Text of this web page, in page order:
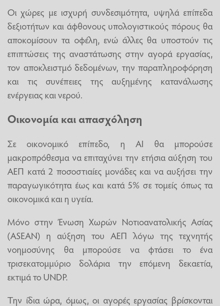
Οι χώρες με ισχυρή συνδεσιμότητα, υψηλά επίπεδα
δεξιοτήτων και άφθονους υπολογιστικούς πόρους θα
αποκομίσουν τα οφέλη, ενώ άλλες θα υποστούν τις
επιπτώσεις της αναστάτωσης στην αγορά εργασίας,
τον αποκλειστμό δεδομένων, την παραπληροφόρηση
και τις συνέπειες της αυξημένης κατανάλωσης
ενέργειας και νερού.
Οικονομία και απασχόληση
Σε οικονομικό επίπεδο, η ΑΙ θα μπορούσε
μακροπρόθεσμα να επιταχύνει την ετήσια αύξηση του
ΑΕΠ κατά 2 ποσοστιαίες μονάδες και να αυξήσει την
παραγωγικότητα έως και κατά 5% σε τομείς όπως τα
οικονομικά και η υγεία.
Μόνο στην Ένωση Χωρών Νοτιοανατολικής Ασίας
(ASEAN) η αύξηση του ΑΕΠ λόγω της τεχνητής
νοημοσύνης θα μπορούσε να φτάσει το ένα
τρισεκατομμύριο δολάρια την επόμενη δεκαετία,
εκτιμά το UNDP.
Την ίδια ώρα, όμως, οι αγορές εργασίας βρίσκονται